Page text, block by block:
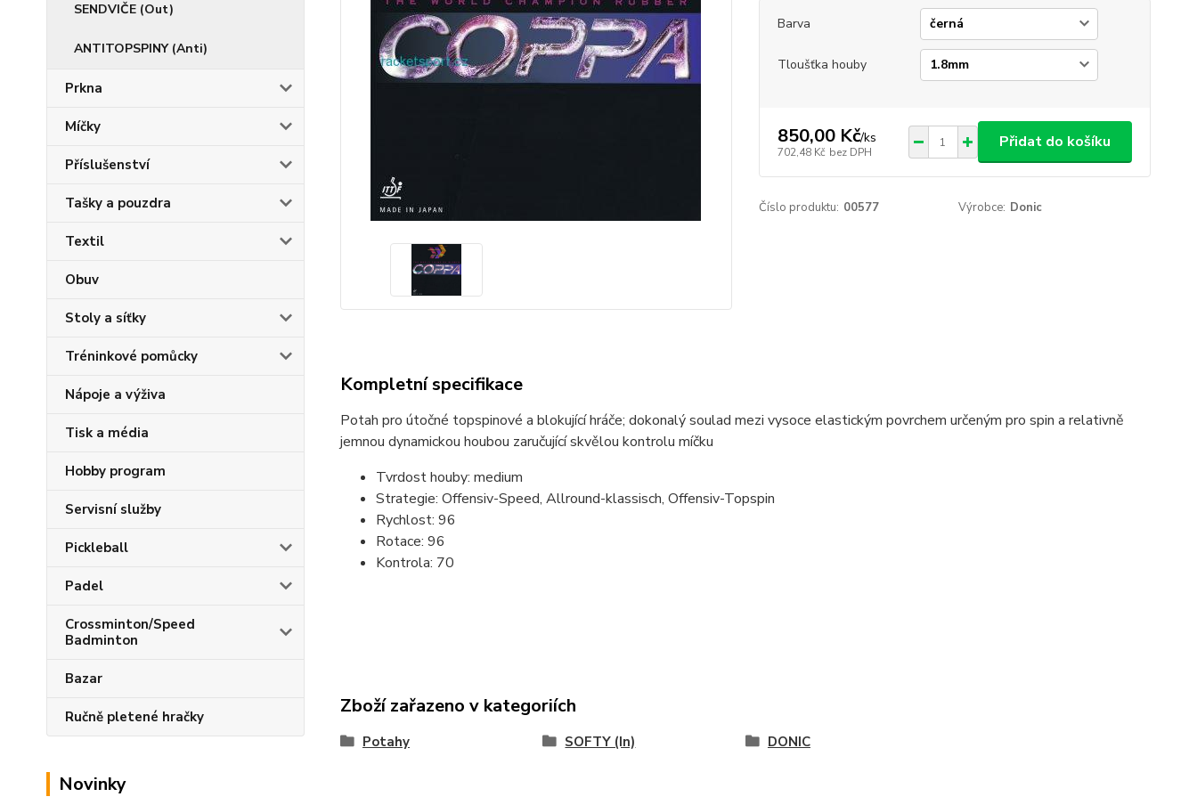
SENDVIČE (Out)
ANTITOPSPINY (Anti)
Prkna
Míčky
Příslušenství
Tašky a pouzdra
Textil
Obuv
Stoly a síťky
Tréninkové pomůcky
Nápoje a výživa
Tisk a média
Hobby program
Servisní služby
Pickleball
Padel
Crossminton/Speed
Badminton
Bazar
Ručně pletené hračky
Novinky
Barva
Tloušťka houby
850,00 Kč/ks
702,48 Kč bez DPH
Přidat do košíku
Číslo produktu: 00577 Výrobce: Donic
Kompletní specifikace
Potah pro útočné topspinové a blokující hráče; dokonalý soulad mezi vysoce elastickým povrchem určeným pro spin a relativně
jemnou dynamickou houbou zaručující skvělou kontrolu míčku
Tvrdost houby: medium
Strategie: Offensiv-Speed, Allround-klassisch, Offensiv-Topspin
Rychlost: 96
Rotace: 96
Kontrola: 70
Zboží zařazeno v kategoriích
Potahy SOFTY (In) DONIC